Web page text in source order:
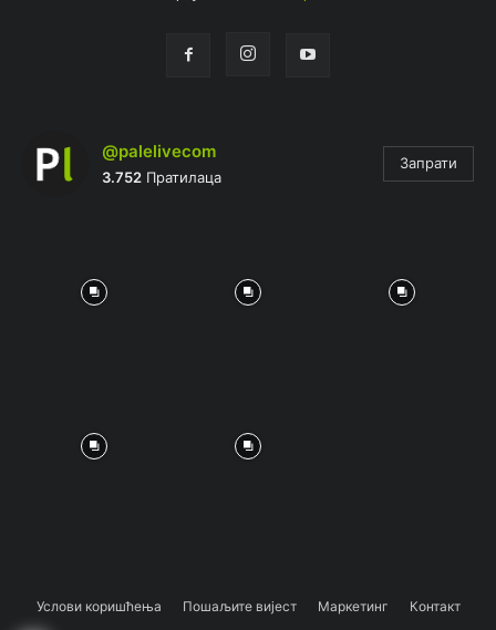
@palelivecom
3.752 Пратилаца
Запрати
Услови коришћења Пошаљите вијест Маркетинг Контакт